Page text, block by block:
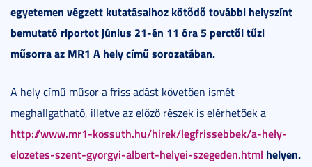
egyetemen végzett kutatásaihoz kötődő további helyszínt
bemutató riportot június 21-én 11 óra 5 perctől tűzi
műsorra az MR1 A hely című sorozatában.
A hely című műsor a friss adást követően ismét
meghallgatható, illetve az előző részek is elérhetőek a
http://www.mr1-kossuth.hu/hirek/legfrissebbek/a-hely-
elozetes-szent-gyorgyi-albert-helyei-szegeden.html helyen.